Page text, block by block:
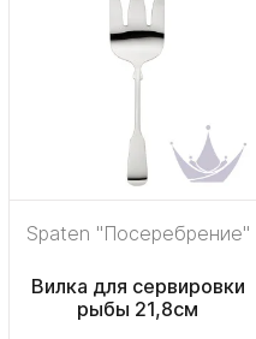
Spaten "Посеребрение"
Вилка для сервировки
рыбы 21,8см